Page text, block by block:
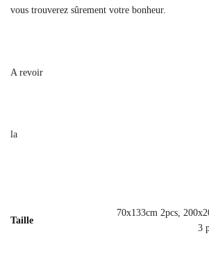
vous trouverez sûrement votre bonheur.
A revoir
la
Taille
70x133cm 2pcs,
3